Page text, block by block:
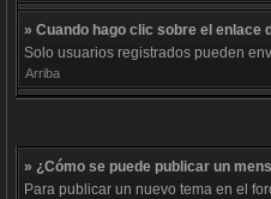
» Cuando hago clic sobre el enlace
Solo usuarios registrados pueden
Arriba
» ¿Cómo se puede publicar un
Para publicar un nuevo tema en el